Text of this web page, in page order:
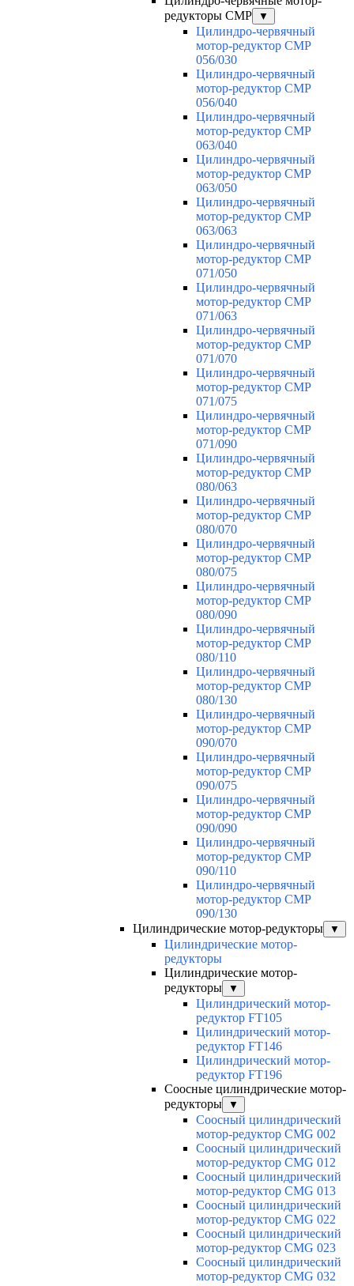
редукторы CMP
▼
Цилиндро-червячный
мотор-редуктор CMP
056/030
Цилиндро-червячный
мотор-редуктор CMP
056/040
Цилиндро-червячный
мотор-редуктор CMP
063/040
Цилиндро-червячный
мотор-редуктор CMP
063/050
Цилиндро-червячный
мотор-редуктор CMP
063/063
Цилиндро-червячный
мотор-редуктор CMP
071/050
Цилиндро-червячный
мотор-редуктор CMP
071/063
Цилиндро-червячный
мотор-редуктор CMP
071/070
Цилиндро-червячный
мотор-редуктор CMP
071/075
Цилиндро-червячный
мотор-редуктор CMP
071/090
Цилиндро-червячный
мотор-редуктор CMP
080/063
Цилиндро-червячный
мотор-редуктор CMP
080/070
Цилиндро-червячный
мотор-редуктор CMP
080/075
Цилиндро-червячный
мотор-редуктор CMP
080/090
Цилиндро-червячный
мотор-редуктор CMP
080/110
Цилиндро-червячный
мотор-редуктор CMP
080/130
Цилиндро-червячный
мотор-редуктор CMP
090/070
Цилиндро-червячный
мотор-редуктор CMP
090/075
Цилиндро-червячный
мотор-редуктор CMP
090/090
Цилиндро-червячный
мотор-редуктор CMP
090/110
Цилиндро-червячный
мотор-редуктор CMP
090/130
Цилиндрические мотор-редукторы
▼
Цилиндрические мотор-
редукторы
Цилиндрические мотор-
редукторы
▼
Цилиндрический мотор-
редуктор FT105
Цилиндрический мотор-
редуктор FT146
Цилиндрический мотор-
редуктор FT196
Соосные цилиндрические мотор-
редукторы
▼
Соосный цилиндрический
мотор-редуктор CMG 002
Соосный цилиндрический
мотор-редуктор CMG 012
Соосный цилиндрический
мотор-редуктор CMG 013
Соосный цилиндрический
мотор-редуктор CMG 022
Соосный цилиндрический
мотор-редуктор CMG 023
Соосный цилиндрический
мотор-редуктор CMG 032